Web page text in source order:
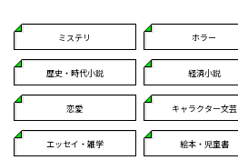
ミステリ ホラー
歴史・時代小説 経済小説
恋愛 キャラクター文芸
エッセイ・雑学 絵本・児童書